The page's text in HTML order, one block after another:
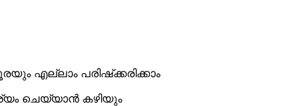
എല്ലാം പരിഷ്‌ക്കരിക്കാം
ചെയ്യാൻ കഴിയും